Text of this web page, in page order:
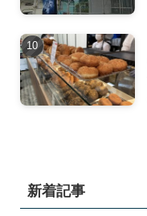
新着記事